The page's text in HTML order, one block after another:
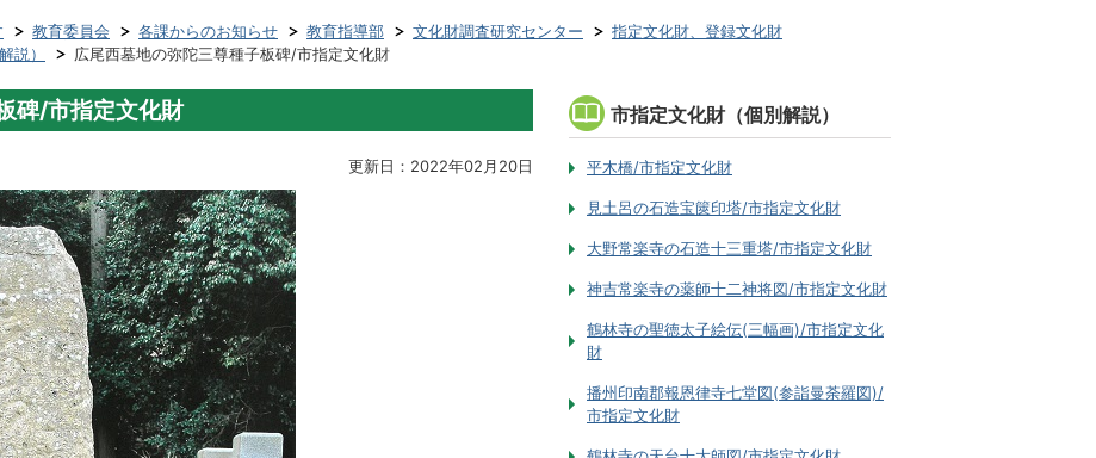
教育委員会 各課からのお知らせ 教育指導部 文化財調査研究センター
指定文化財、登録文化財
説）
広尾西墓地の弥陀三尊種子板碑/市指定文化財
碑/市指定文化財
更新日：2022年02月20日
市指定文化財（個別解説）
平木橋/市指定文化財
見土呂の石造宝篋印塔/市指定文化財
大野常楽寺の石造十三重塔/市指定文化財
神吉常楽寺の薬師十二神将図/市指定文化財
鶴林寺の聖徳太子絵伝(三幅画)/市指定文化
財
播州印南郡報恩律寺七堂図(参詣曼荼羅図)/
市指定文化財